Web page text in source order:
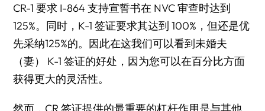
CR-1 要求 I-864 支持宣誓书在 NVC 审查时达到
125%。同时，K-1 签证要求其达到 100%，但还是优
先采纳125%的。因此在这我们可以看到未婚夫
（妻） K-1 签证的好处，因为您可以在百分比方面
获得更大的灵活性。
然而，CR 签证提供的最重要的杠杆作用是与其他